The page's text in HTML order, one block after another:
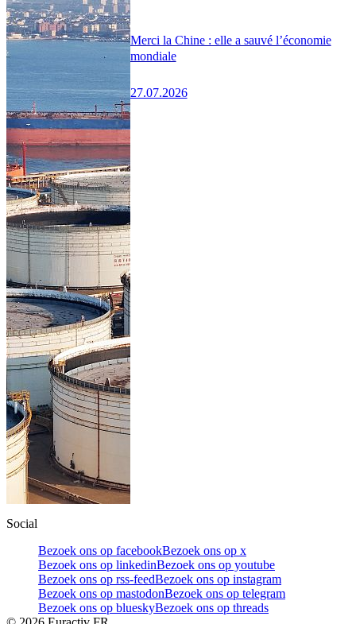
Merci la Chine : elle a sauvé l’économie
mondiale
27.07.2026
Social
Bezoek ons op facebookBezoek ons op x
Bezoek ons op linkedinBezoek ons op youtube
Bezoek ons op rss-feedBezoek ons op instagram
Bezoek ons op mastodonBezoek ons op telegram
Bezoek ons op blueskyBezoek ons op threads